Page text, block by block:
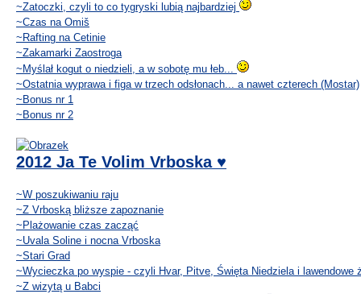
~Zatoczki, czyli to co tygryski lubią najbardziej
~Czas na Omiš
~Rafting na Cetinie
~Zakamarki Zaostroga
~Myślał kogut o niedzieli, a w sobotę mu łeb...
~Ostatnia wyprawa i figa w trzech odsłonach... a nawet czterech (Mostar)
~Bonus nr 1
~Bonus nr 2
2012 Ja Te Volim Vrboska ♥
~W poszukiwaniu raju
~Z Vrboską bliższe zapoznanie
~Plażowanie czas zacząć
~Uvala Soline i nocna Vrboska
~Stari Grad
~Wycieczka po wyspie - czyli Hvar, Pitve, Święta Niedziela i lawendowe
~Z wizytą u Babci